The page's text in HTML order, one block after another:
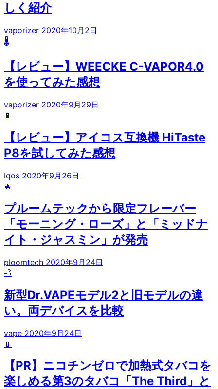
しく紹介
vaporizer 2020年10月2日
🌡️
【レビュー】WEECKE C-VAPOR4.0
を使ってみた感想
vaporizer 2020年9月29日
📱
【レビュー】アイコス互換機 HiTaste
P8を試してみた感想
iqos 2020年9月26日
🔥
プルームテックから限定フレーバー
「モーニング・ローズ」と「ミッドナ
イト・ジャスミン」が発売
ploomtech 2020年9月24日
💨
新型Dr.VAPEモデル2と旧モデルの違
い。両デバイスを比較
vape 2020年9月24日
📱
【PR】ニコチンゼロで加熱式タバコを
楽しめる第3のタバコ「The Third」と